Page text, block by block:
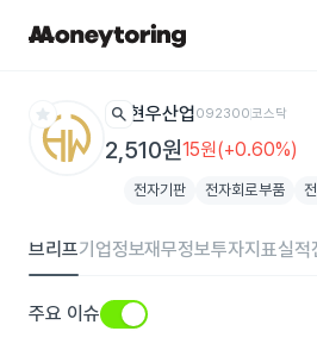
star search 현우산업092300코스닥
2,510원15원(+0.60%)
전자기판 전자회로부품
브리프기업정보재무정보투자지표실적
주요 이슈